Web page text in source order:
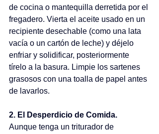
de cocina o mantequilla derretida por el
fregadero. Vierta el aceite usado en un
recipiente desechable (como una lata
vacía o un cartón de leche) y déjelo
enfriar y solidificar, posteriormente
tírelo a la basura. Limpie los sartenes
grasosos con una toalla de papel antes
de lavarlos.
2. El Desperdicio de Comida.
Aunque tenga un triturador de